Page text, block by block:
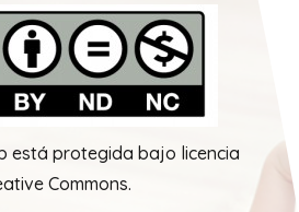
está protegida bajo licencia
Commons.